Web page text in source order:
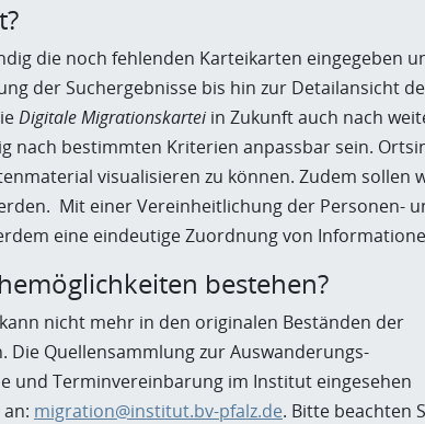
die noch fehlenden Karteikarten eingegeben
der Suchergebnisse bis hin zur Detailansicht
Digitale Migrationskarteiin Zukunft auch nach
nach bestimmten Kriterien anpassbar sein.
visualisieren zu können. Zudem
Mit einer Vereinheitlichung der Personen-
eine eindeutige Zuordnung von
bestehen?
nicht mehr in den originalen Beständen der
Quellensammlung zur Auswanderungs-
und Terminvereinbarung im Institut eingesehen
migration@institut.bv-pfalz.de. Bitte beachten